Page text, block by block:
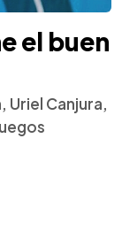
el buen
Canjura,